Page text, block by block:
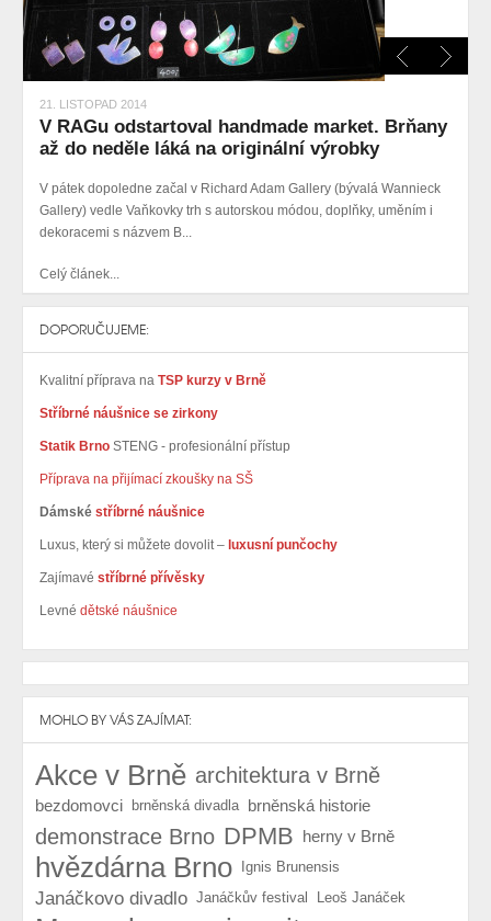
21. LISTOPAD 2014
V RAGu odstartoval handmade market. Brňany
až do neděle láká na originální výrobky
V pátek dopoledne začal v Richard Adam Gallery (bývalá Wannieck
Gallery) vedle Vaňkovky trh s autorskou módou, doplňky, uměním i
dekoracemi s názvem B...
Celý článek...
DOPORUČUJEME:
Kvalitní příprava na TSP kurzy v Brně
Stříbrné náušnice se zirkony
Statik Brno STENG - profesionální přístup
Příprava na přijímací zkoušky na SŠ
Dámské stříbrné náušnice
Luxus, který si můžete dovolit – luxusní punčochy
Zajímavé stříbrné přívěsky
Levné dětské náušnice
MOHLO BY VÁS ZAJÍMAT:
Akce v Brně architektura v Brně
bezdomovci brněnská divadla brněnská historie
demonstrace Brno DPMB herny v Brně
hvězdárna Brno Ignis Brunensis
Janáčkovo divadlo Janáčkův festival Leoš Janáček